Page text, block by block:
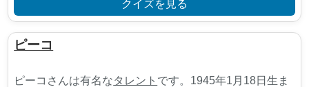
クイズを見る
ピーコ
ピーコさんは有名なタレント です。1945年1月18日生ま